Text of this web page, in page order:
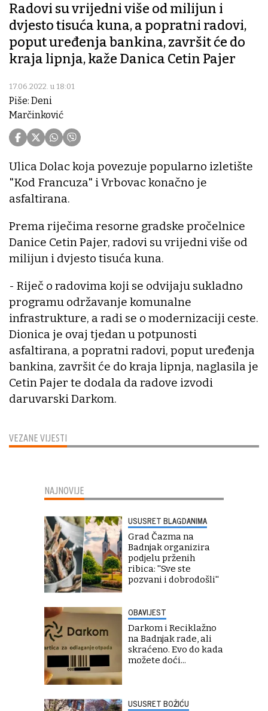
Radovi su vrijedni više od milijun i
dvjesto tisuća kuna, a popratni radovi,
poput uređenja bankina, završit će do
kraja lipnja, kaže Danica Cetin Pajer
17.06.2022. u 18:01
Piše: Deni
Marčinković
VEZANE VIJESTI
Ulica Dolac koja povezuje popularno izletište
"Kod Francuza" i Vrbovac konačno je
asfaltirana.
Prema riječima resorne gradske pročelnice
Danice Cetin Pajer, radovi su vrijedni više od
milijun i dvjesto tisuća kuna.
- Riječ o radovima koji se odvijaju sukladno
programu održavanje komunalne
infrastrukture, a radi se o modernizaciji ceste.
Dionica je ovaj tjedan u potpunosti
asfaltirana, a popratni radovi, poput uređenja
bankina, završit će do kraja lipnja, naglasila je
Cetin Pajer te dodala da radove izvodi
daruvarski Darkom.
NAJNOVIJE
USUSRET BLAGDANIMA
Grad Čazma na
Badnjak organizira
podjelu prženih
ribica: ''Sve ste
pozvani i dobrodošli''
OBAVIJEST
Darkom i Reciklažno
na Badnjak rade, ali
skraćeno. Evo do kada
možete doći...
USUSRET BOŽIĆU